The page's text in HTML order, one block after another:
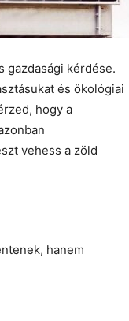
gazdasági kérdése.
és ökológiai
hogy a
vehess a zöld
hanem